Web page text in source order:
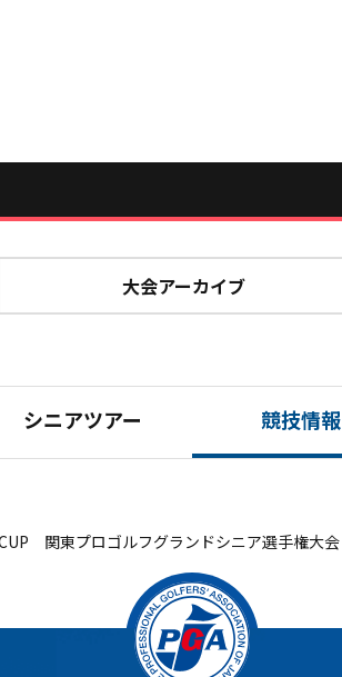
大会アーカイブ
シニアツアー 競技情報
関東プロゴルフグランドシニア選手権大会